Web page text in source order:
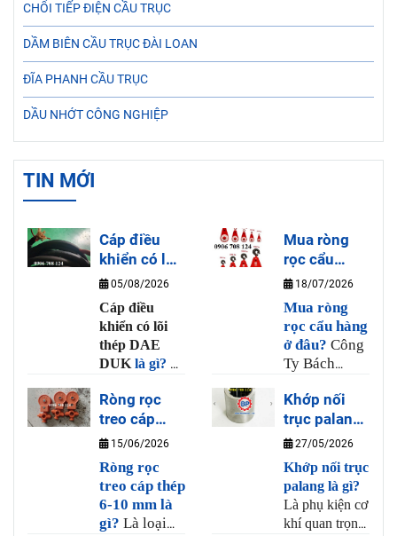
CHỔI TIẾP ĐIỆN CẦU TRỤC
DẦM BIÊN CẦU TRỤC ĐÀI LOAN
ĐĨA PHANH CẦU TRỤC
DẦU NHỚT CÔNG NGHIỆP
TIN MỚI
Cáp điều
khiển có lõi
thép DAE
DUK là gì?
05/08/2026
Cáp điều
khiển có lõi
thép DAE
DUK là gì? Là
điều khiển cho
tay bấm cầu
trục có nhiều
sợi thép chịu
lực có khả
năng uốn dẻo
và chịu lực,
Mua ròng
rọc cẩu
hàng ở đâu?
18/07/2026
Mua ròng
rọc cẩu hàng
ở đâu? Công
Ty Bách
nơi bán ròng
rọc cẩu hàng
uy tín và chất
Bách Phương
có bán sẳn
ròng rọc từ
20kg đến 3
Ròng rọc
treo cáp
thép 6-10
mm là gì?
15/06/2026
Ròng rọc
treo cáp thép
6-10 mm là
gì? Là loại
Khớp nối
trục palang
là gì?
27/05/2026
Khớp nối trục
palang là gì?
Là phụ kiện cơ
khí quan trọng